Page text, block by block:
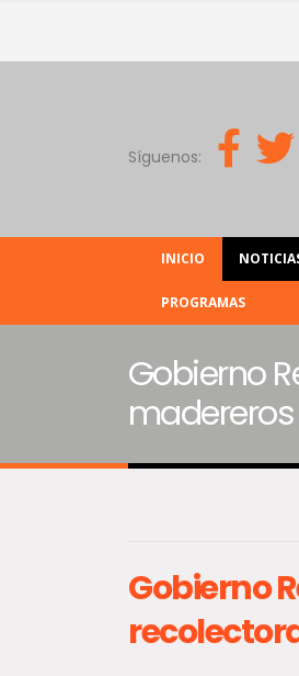
Síguenos:
INICIO
PROGRAMAS
Gobierno
Gobierno